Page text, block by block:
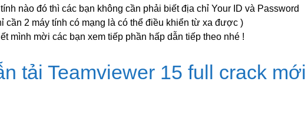
nào đó thì các bạn không cần phải biết địa chỉ Your ID và Password
cần 2 máy tính có mạng là có thể điều khiển từ xa được )
mình mời các bạn xem tiếp phần hấp dẫn tiếp theo nhé !
tải Teamviewer 15 full crack mới